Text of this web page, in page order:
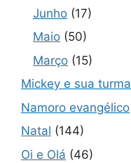
Junho (17)
Maio (50)
Março (15)
Mickey e sua turma
Namoro evangélico
Natal (144)
Oi e Olá (46)